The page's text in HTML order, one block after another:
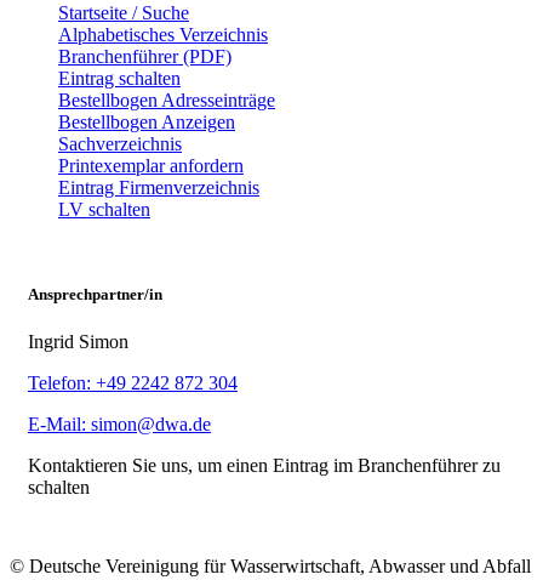
Startseite / Suche
Alphabetisches Verzeichnis
Branchenführer (PDF)
Eintrag schalten
Bestellbogen Adresseinträge
Bestellbogen Anzeigen
Sachverzeichnis
Printexemplar anfordern
Eintrag Firmenverzeichnis
LV schalten
Ansprechpartner/in
Ingrid Simon
Telefon: +49 2242 872 304
E-Mail: simon@dwa.de
Kontaktieren Sie uns, um einen Eintrag im Branchenführer zu
schalten
© Deutsche Vereinigung für Wasserwirtschaft, Abwasser und Abfall